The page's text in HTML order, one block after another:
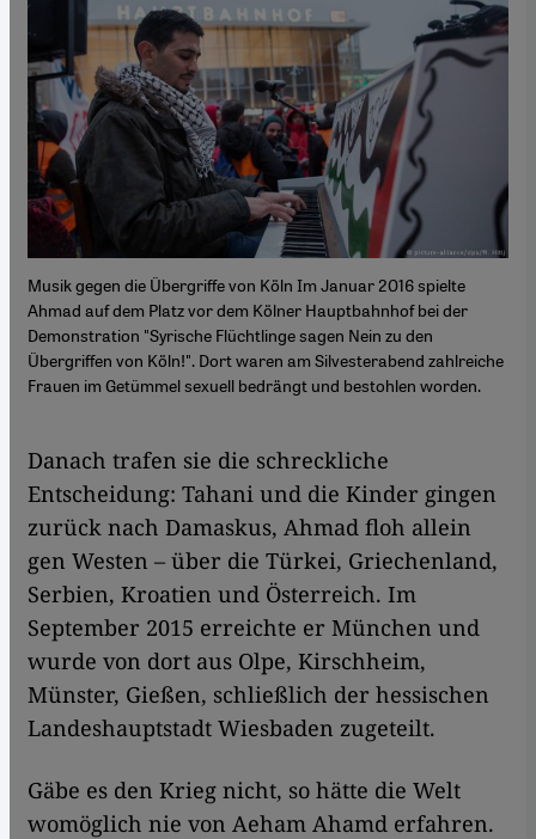
Musik gegen die Übergriffe von Köln Im Januar 2016 spielte
Ahmad auf dem Platz vor dem Kölner Hauptbahnhof bei der
Demonstration "Syrische Flüchtlinge sagen Nein zu den
Übergriffen von Köln!". Dort waren am Silvesterabend zahlreiche
Frauen im Getümmel sexuell bedrängt und bestohlen worden.
Danach trafen sie die schreckliche
Entscheidung: Tahani und die Kinder gingen
zurück nach Damaskus, Ahmad floh allein
gen Westen – über die Türkei, Griechenland,
Serbien, Kroatien und Österreich. Im
September 2015 erreichte er München und
wurde von dort aus Olpe, Kirschheim,
Münster, Gießen, schließlich der hessischen
Landeshauptstadt Wiesbaden zugeteilt.
Gäbe es den Krieg nicht, so hätte die Welt
womöglich nie von Aeham Ahamd erfahren.